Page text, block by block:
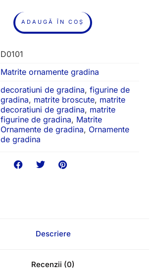
ADAUGĂ ÎN COȘ
D0101
Matrite ornamente gradina
decoratiuni de gradina, figurine de
gradina, matrite broscute, matrite
decoratiuni de gradina, matrite
figurine de gradina, Matrite
Ornamente de gradina, Ornamente
de gradina
Descriere
Recenzii (0)